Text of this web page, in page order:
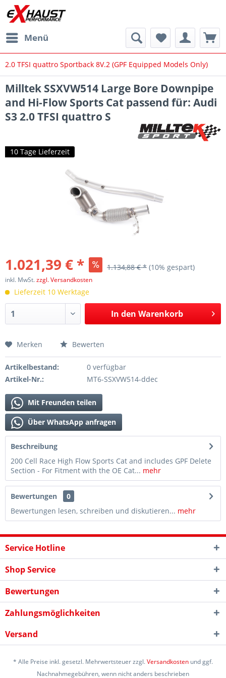
Menü
2.0 TFSI quattro Sportback 8V.2 (GPF Equipped Models Only)
Milltek SSXVW514 Large Bore Downpipe
and Hi-Flow Sports Cat passend für: Audi
S3 2.0 TFSI quattro S
10 Tage Lieferzeit
1.021,39 € * 1.134,88 € * (10% gespart)
inkl. MwSt.zzgl. Versandkosten
Lieferzeit 10 Werktage
In den Warenkorb
Merken Bewerten
Artikelbestand:
0 verfügbar
Artikel-Nr.:
MT6-SSXVW514-ddec
Mit Freunden teilen
Über WhatsApp anfragen
Beschreibung
200 Cell Race High Flow Sports Cat and includes GPF Delete
Section - For Fitment with the OE Cat... mehr
Bewertungen
0
Bewertungen lesen, schreiben und diskutieren... mehr
Service Hotline
Shop Service
Bewertungen
Zahlungsmöglichkeiten
Versand
* Alle Preise inkl. gesetzl. Mehrwertsteuer zzgl.Versandkosten und ggf.
Nachnahmegebühren, wenn nicht anders beschrieben